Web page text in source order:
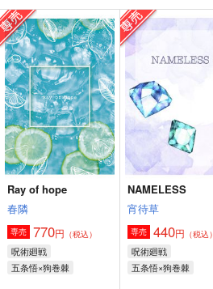
と或るじゅごんしのチ
ャイルドフッド
ラクエンノキズ
572円（税込）
五条悟×狗巻棘
name.
木枯らしキャンプ
1,100円（税込）
五条悟×伏黒恵
言の葉が生い立つころ
に
plus Alpha
専売 1,415円（税込）
落第忍者乱太郎
食満留三郎×善法寺伊作
サンプル
カート
Ray of hope
春隣
専売 770円 （税込）
呪術廻戦
五条悟×狗巻棘
NAMELESS
宵待草
専売 440円 （税込）
呪術廻戦
五条悟×狗巻棘